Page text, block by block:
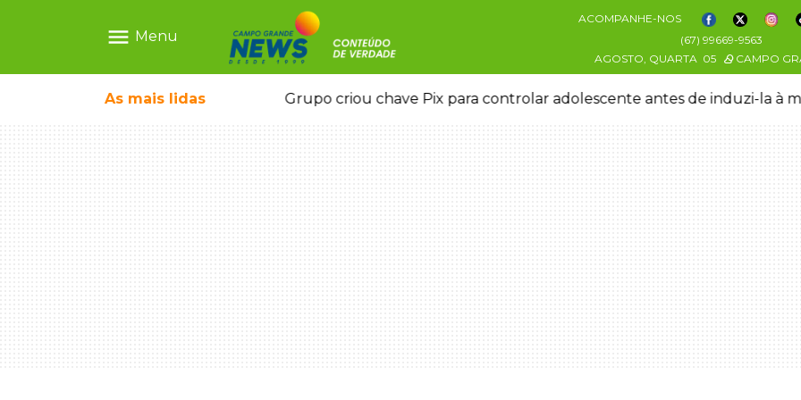
menu Menu
ACOMPANHE-NOS
(67) 99669-9563
AGOSTO, QUARTA 05 CAMPO
As mais lidas
deixou 4 mortos e 8 feridos Grupo criou chave Pix para controlar adolescente antes de induzi-la à